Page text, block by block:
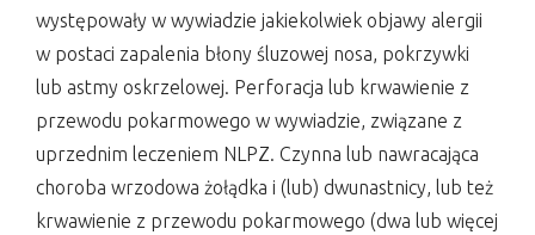
występowały w wywiadzie jakiekolwiek objawy alergii
w postaci zapalenia błony śluzowej nosa, pokrzywki
lub astmy oskrzelowej. Perforacja lub krwawienie z
przewodu pokarmowego w wywiadzie, związane z
uprzednim leczeniem NLPZ. Czynna lub nawracająca
choroba wrzodowa żołądka i (lub) dwunastnicy, lub też
krwawienie z przewodu pokarmowego (dwa lub więcej